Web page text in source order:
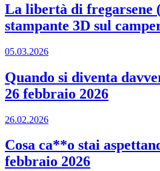
La libertà di fregarsene
stampante 3D sul
05.03.2026
Quando si diventa
26 febbraio 2026
26.02.2026
Cosa ca**o stai
febbraio 2026